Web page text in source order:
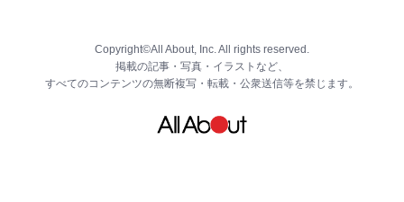
Copyright©All About, Inc. All rights reserved.
掲載の記事・写真・イラストなど、
すべてのコンテンツの無断複写・転載・公衆送信等を禁じます。